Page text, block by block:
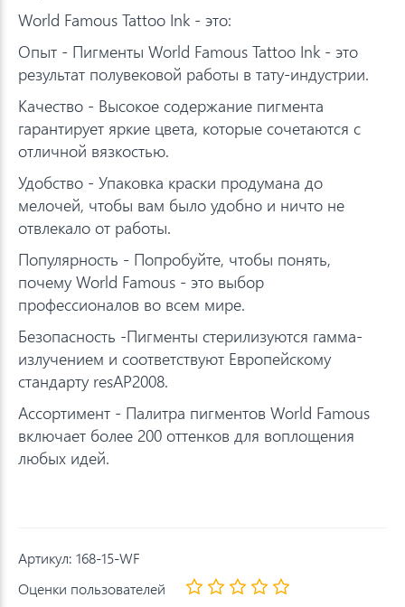
World Famous Tattoo Ink - это:
Опыт - Пигменты World Famous Tattoo Ink - это
результат полувековой работы в тату-индустрии.
Качество - Высокое содержание пигмента
гарантирует яркие цвета, которые сочетаются с
отличной вязкостью.
Удобство - Упаковка краски продумана до
мелочей, чтобы вам было удобно и ничто не
отвлекало от работы.
Популярность - Попробуйте, чтобы понять,
почему World Famous - это выбор
профессионалов во всем мире.
Безопасность -Пигменты стерилизуются гамма-
излучением и соответствуют Европейскому
стандарту resAP2008.
Ассортимент - Палитра пигментов World Famous
включает более 200 оттенков для воплощения
любых идей.
Артикул: 168-15-WF
Оценки пользователей